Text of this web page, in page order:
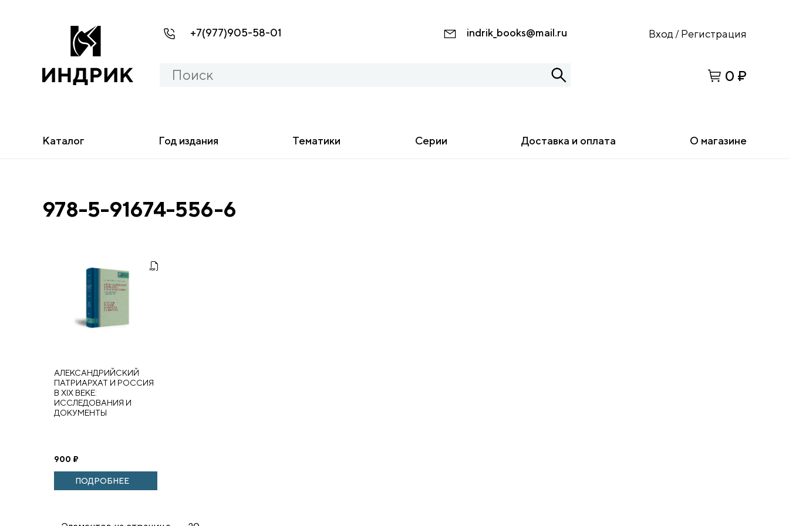
+7(977)905-58-01 indrik_books@mail.ru Вход / Регистрация
0 ₽
Каталог Год издания Тематики Серии Доставка и оплата О магазине
978-5-91674-556-6
АЛЕКСАНДРИЙСКИЙ
ПАТРИАРХАТ И РОССИЯ
В XIX ВЕКЕ:
ИССЛЕДОВАНИЯ И
ДОКУМЕНТЫ
900 ₽
ПОДРОБНЕЕ